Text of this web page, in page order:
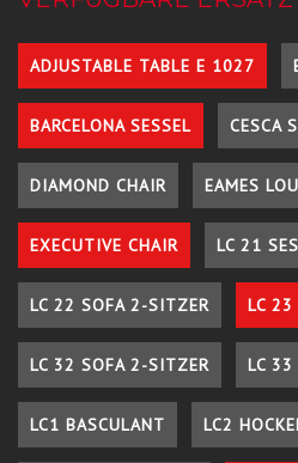
ADJUSTABLE TABLE E 1027
BARCELONA SESSEL CESCA
DIAMOND CHAIR EAMES
EXECUTIVE CHAIR LC 21
LC 22 SOFA 2-SITZER LC
LC 32 SOFA 2-SITZER LC
LC1 BASCULANT LC2